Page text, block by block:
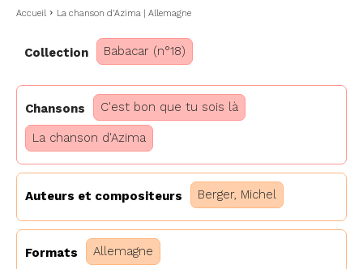
Accueil La chanson d'Azima | Allemagne
Collection Babacar (n°18)
Chansons C'est bon que tu sois là
La chanson d'Azima
Auteurs et compositeurs Berger, Michel
Formats Allemagne